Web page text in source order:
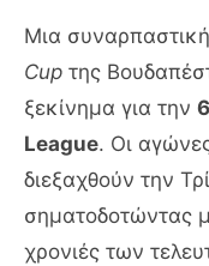
Μια
Cup της
ξεκίνημα για την
League. Οι
διεξαχθούν την
σηματοδοτώντας
χρονιές των